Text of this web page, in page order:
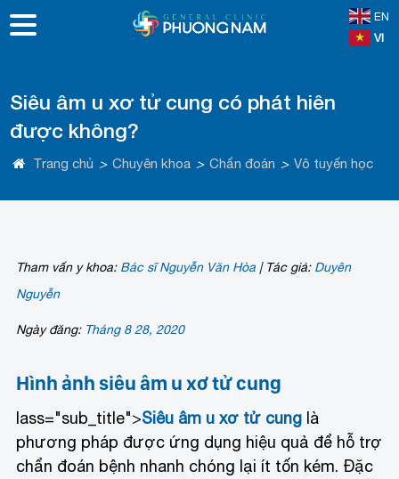
EN
VI
Siêu âm u xơ tử cung có phát hiên
được không?
Trang chủ > Chuyên khoa > Chẩn đoán > Vô tuyến học
Tham vấn y khoa: Bác sĩ Nguyễn Văn Hòa |Tác giả: Duyên
Nguyễn
Ngày đăng: Tháng 8 28, 2020
Hình ảnh siêu âm u xơ tử cung
lass="sub_title">Siêu âm u xơ tử cung là
phương pháp được ứng dụng hiệu quả để hỗ trợ
chẩn đoán bệnh nhanh chóng lại ít tốn kém. Đặc